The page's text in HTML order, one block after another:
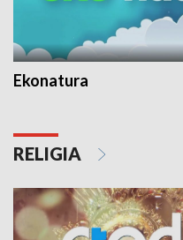
Ekonatura
RELIGIA